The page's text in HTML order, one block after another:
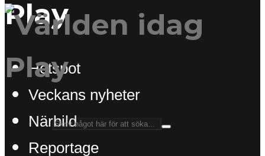
Hotspot
Veckans nyheter
Närbild
Reportage